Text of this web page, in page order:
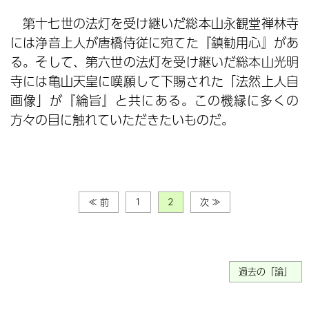
第十七世の法灯を受け継いだ総本山永観堂禅林寺
には浄音上人が唐橋侍従に宛てた『鎮勧用心』があ
る。そして、第六世の法灯を受け継いだ総本山光明
寺には亀山天皇に嘆願して下賜された「法然上人自
画像」が『綸旨』と共にある。この機縁に多くの
方々の目に触れていただきたいものだ。
≪ 前 1 2 次 ≫
過去の「論」